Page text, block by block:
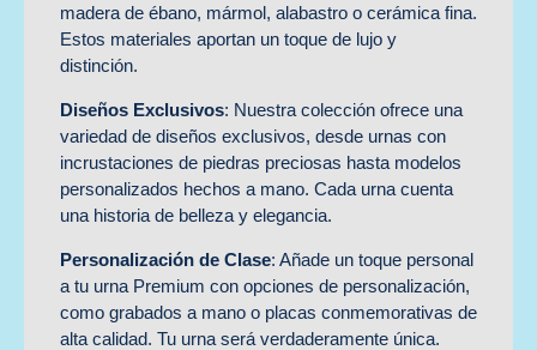
madera de ébano, mármol, alabastro o cerámica fina.
Estos materiales aportan un toque de lujo y
distinción.
Diseños Exclusivos: Nuestra colección ofrece una
variedad de diseños exclusivos, desde urnas con
incrustaciones de piedras preciosas hasta modelos
personalizados hechos a mano. Cada urna cuenta
una historia de belleza y elegancia.
Personalización de Clase: Añade un toque personal
a tu urna Premium con opciones de personalización,
como grabados a mano o placas conmemorativas de
alta calidad. Tu urna será verdaderamente única.